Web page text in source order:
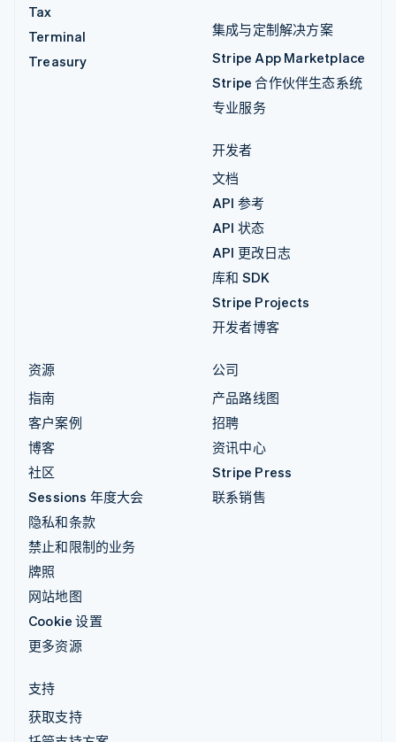
Tax
Terminal
Treasury
集成与定制解决方案
Stripe App Marketplace
Stripe 合作伙伴生态系统
专业服务
开发者
文档
API 参考
API 状态
API 更改日志
库和 SDK
Stripe Projects
开发者博客
资源
指南
客户案例
博客
社区
Sessions 年度大会
隐私和条款
禁止和限制的业务
牌照
网站地图
Cookie 设置
更多资源
公司
产品路线图
招聘
资讯中心
Stripe Press
联系销售
支持
获取支持